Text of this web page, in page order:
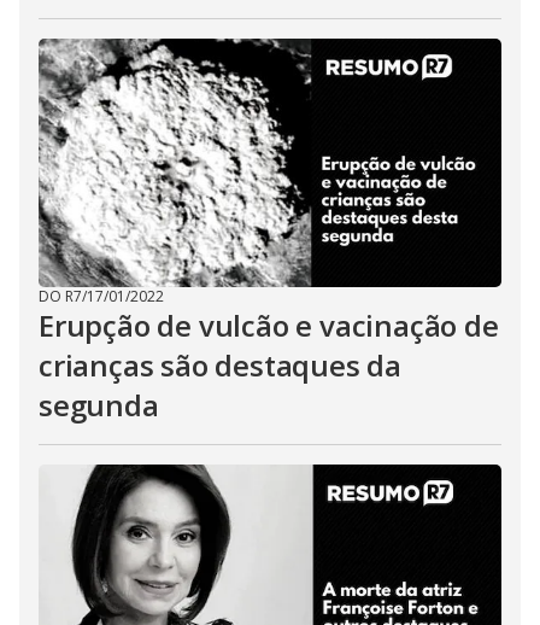
DO R7/17/01/2022
Erupção de vulcão e vacinação de
crianças são destaques da
segunda